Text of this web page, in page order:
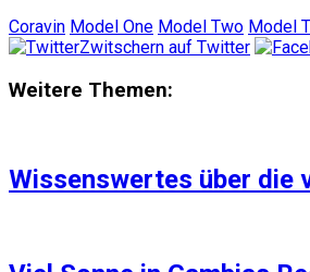
Coravin Model One Model Two Model
Zwitschern auf Twitter
Weitere Themen:
Wissenswertes über die